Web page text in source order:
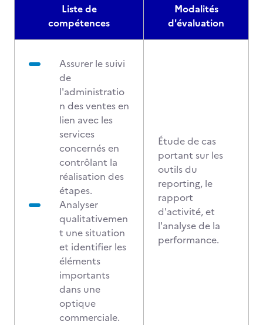
Liste de
compétences
Modalités
d'évaluation
Assurer le suivi
de
l'administratio
n des ventes en
lien avec les
services
concernés en
contrôlant la
réalisation des
étapes.
Analyser
qualitativemen
t une situation
et identifier les
éléments
importants
dans une
optique
commerciale.
Étude de cas
portant sur les
outils du
reporting, le
rapport
d'activité, et
l'analyse de la
performance.